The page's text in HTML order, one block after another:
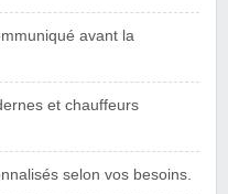
avant la
et chauffeurs
selon vos besoins.